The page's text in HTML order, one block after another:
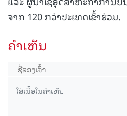
ຈາກ 120 ກວ່າປະເທດເຂົ້າຮ່ວມ.
ຄໍາເຫັນ